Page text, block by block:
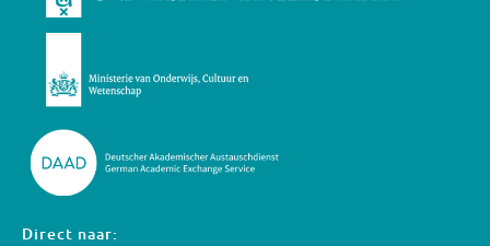
Direct naar: